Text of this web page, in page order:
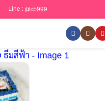
Line : @cb999